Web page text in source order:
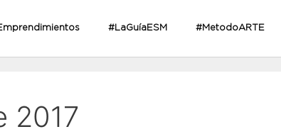
#LaGuíaESM #MetodoARTE
2017